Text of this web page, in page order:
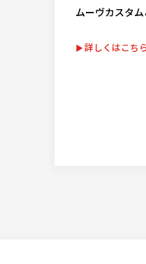
ムーヴカスタ
詳しくはこち